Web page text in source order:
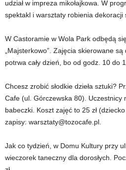
udział w impreza mikołajkowa. W
spektakl i warsztaty robienia dekoracji
W Castoramie w Wola Park odbędą
„Majsterkowo”. Zajęcia skierowane
potrwa cały dzień, bo od godz. 10 do
Chcesz zrobić słodkie dzieła sztuki?
Cafe (ul. Górczewska 80). Uczestnicy
babeczki. Koszt zajęć to 25 zł
zapisy: warsztaty@tozocafe.pl.
Jak co tydzień, w Domu Kultury przy
wieczorek taneczny dla dorosłych.